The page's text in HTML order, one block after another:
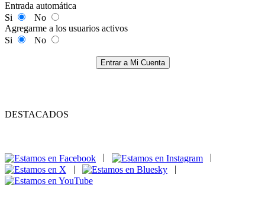
Entrada automática
Si
No
Agregarme a los usuarios activos
Si
No
Entrar a Mi Cuenta
DESTACADOS
|
|